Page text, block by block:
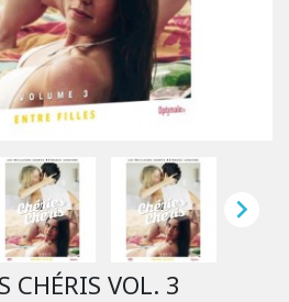

CHÉRIS VOL. 3